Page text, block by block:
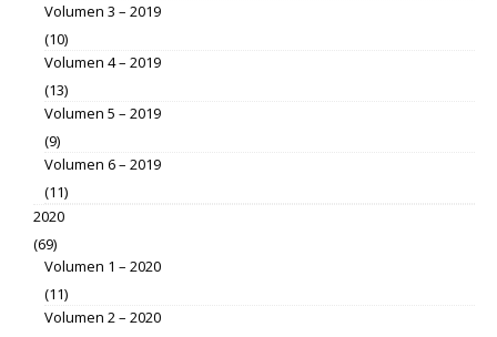
Volumen 3 – 2019
(10)
Volumen 4 – 2019
(13)
Volumen 5 – 2019
(9)
Volumen 6 – 2019
(11)
2020
(69)
Volumen 1 – 2020
(11)
Volumen 2 – 2020